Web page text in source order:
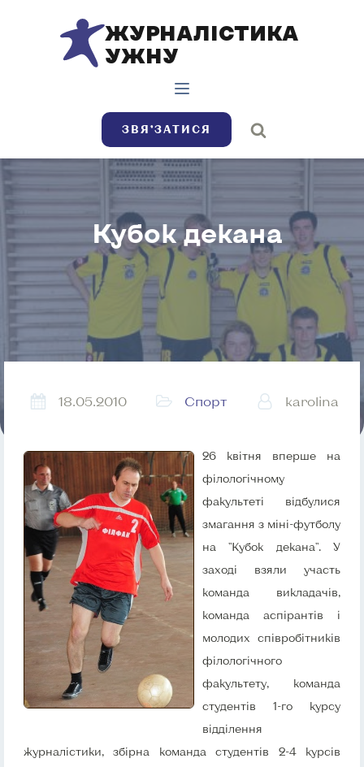
ЖУРНАЛІСТИКА
УЖНУ
ЗВЯ’ЗАТИСЯ
Кубок декана
18.05.2010 Спорт karolina
26 квітня вперше на
філологічному
факультеті відбулися
змагання з міні-футболу
на "Кубок декана". У
заході взяли участь
команда викладачів,
команда аспірантів і
молодих співробітників
філологічного
факультету, команда
студентів 1-го курсу
відділення
журналістики, збірна команда студентів 2-4 курсів